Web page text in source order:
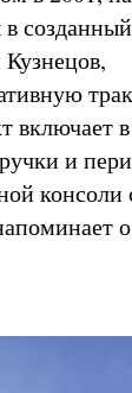
в
включает
и
о